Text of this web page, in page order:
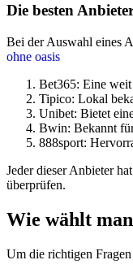
Die besten
Bei der Auswahl eines
ohne oasis
Bet365: Eine
Tipico: Lokal
Unibet: Bietet
Bwin: Bekannt
888sport:
Jeder dieser Anbieter
überprüfen.
Wie wählt
Um die richtigen